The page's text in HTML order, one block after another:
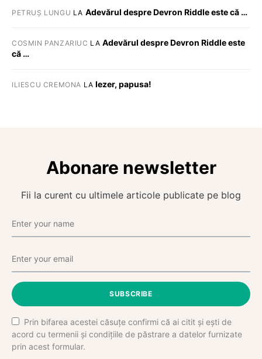
PETRUȘ LUNGU LA Adevărul despre Devron Riddle este că …
COSMIN PANZARIUC LA Adevărul despre Devron Riddle este
că …
ILIESCU CREMONA LA Iezer, papusa!
Abonare newsletter
Fii la curent cu ultimele articole publicate pe blog
SUBSCRIBE
Prin bifarea acestei căsuțe confirmi că ai citit și ești de
acord cu termenii și condițiile de păstrare a datelor furnizate
prin acest formular.